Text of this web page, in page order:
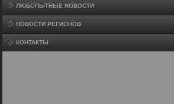
ЛЮБОПЫТНЫЕ НОВОСТИ
НОВОСТИ РЕГИОНОВ
КОНТАКТЫ